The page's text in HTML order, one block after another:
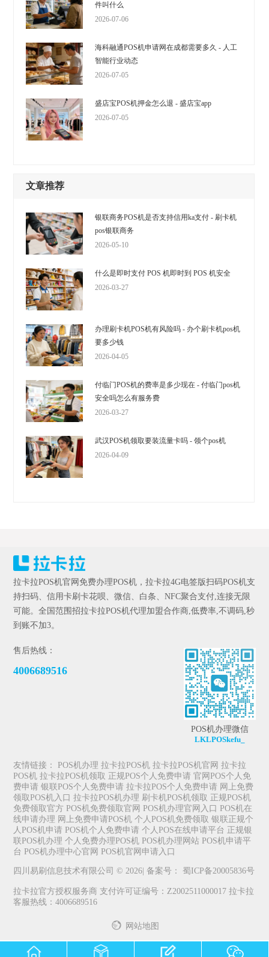
件叫什么
2026-07-06
海科融通POS机申请网在成都需要多久 - 人工
智能行业动态
2026-07-05
盛店宝POS机押金怎么退 - 盛店宝app
2026-07-05
文章推荐
银联商务POS机是否支持信用ka支付 - 刷卡机
pos银联商务
2026-05-10
什么是即时支付 POS 机即时到 POS 机安全
2026-03-27
办理刷卡机POS机有风险吗 - 办个刷卡机pos机
要多少钱
2026-04-05
付临门POS机的费率是多少现在 - 付临门pos机
安全吗怎么有服务费
2026-03-27
武汉POS机领取要装流量卡吗 - 领个pos机
2026-04-09
拉卡拉POS机官网免费办理POS机，拉卡拉4G电签版扫码POS机支
持扫码、信用卡刷卡花呗、微信、白条、NFC聚合支付,连接无限
可能。全国范围招拉卡拉POS机代理加盟合作商,低费率,不调码,秒
到账不加3。
售后热线：
4006689516
POS机办理微信
LKLPOSkefu_
友情链接： POS机办理 拉卡拉POS机 拉卡拉POS机官网 拉卡拉
POS机 拉卡拉POS机领取 正规POS个人免费申请 官网POS个人免
费申请 银联POS个人免费申请 拉卡拉POS个人免费申请 网上免费
领取POS机入口 拉卡拉POS机办理 刷卡机POS机领取 正规POS机
免费领取官方 POS机免费领取官网 POS机办理官网入口 POS机在
线申请办理 网上免费申请POS机 个人POS机免费领取 银联正规个
人POS机申请 POS机个人免费申请 个人POS在线申请平台 正规银
联POS机办理 个人免费办理POS机 POS机办理网站 POS机申请平
台 POS机办理中心官网 POS机官网申请入口
四川易刷信息技术有限公司 © 2026| 备案号：蜀ICP备20005836号
拉卡拉官方授权服务商 支付许可证编号：Z2002511000017 拉卡拉
客服热线：4006689516
网站地图